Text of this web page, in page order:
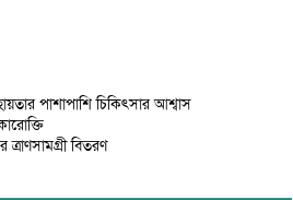
পাশাপাশি চিকিৎসার আশ্বাস
বিতরণ